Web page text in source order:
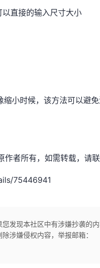
直接的输入尺寸大小
小时候，该方法可以避
者所有，如需转载，请联
75446941
发现本社区中有涉嫌抄袭的
涉嫌侵权内容，举报邮箱：